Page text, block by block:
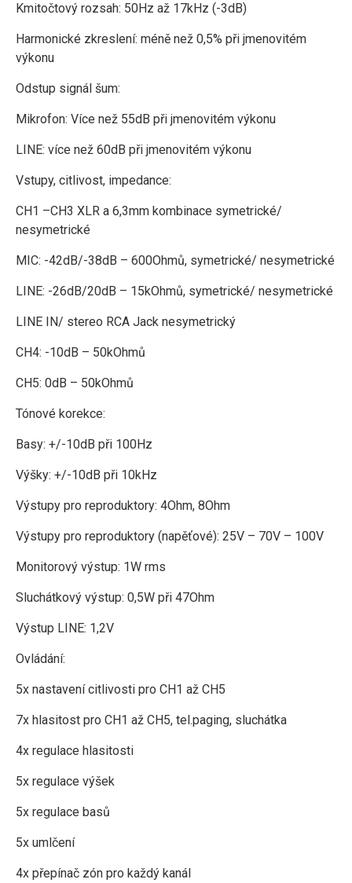
Kmitočtový rozsah: 50Hz až 17kHz (-3dB)
Harmonické zkreslení: méně než 0,5% při jmenovitém
výkonu
Odstup signál šum:
Mikrofon: Více než 55dB při jmenovitém výkonu
LINE: více než 60dB při jmenovitém výkonu
Vstupy, citlivost, impedance:
CH1 –CH3 XLR a 6,3mm kombinace symetrické/
nesymetrické
MIC: -42dB/-38dB – 600Ohmů, symetrické/ nesymetrické
LINE: -26dB/20dB – 15kOhmů, symetrické/ nesymetrické
LINE IN/ stereo RCA Jack nesymetrický
CH4: -10dB – 50kOhmů
CH5: 0dB – 50kOhmů
Tónové korekce:
Basy: +/-10dB při 100Hz
Výšky: +/-10dB při 10kHz
Výstupy pro reproduktory: 4Ohm, 8Ohm
Výstupy pro reproduktory (napěťové): 25V – 70V – 100V
Monitorový výstup: 1W rms
Sluchátkový výstup: 0,5W při 47Ohm
Výstup LINE: 1,2V
Ovládání:
5x nastavení citlivosti pro CH1 až CH5
7x hlasitost pro CH1 až CH5, tel.paging, sluchátka
4x regulace hlasitosti
5x regulace výšek
5x regulace basů
5x umlčení
4x přepínač zón pro každý kanál